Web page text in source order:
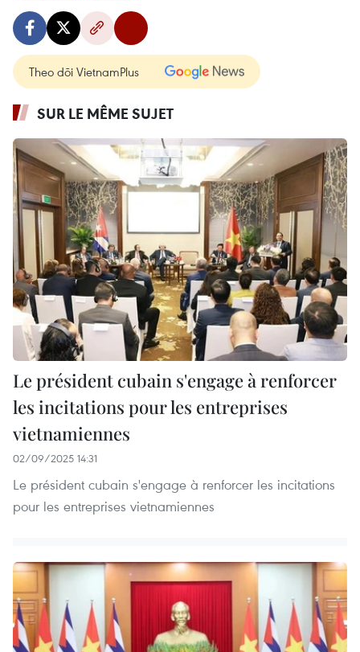
Theo dõi VietnamPlus
SUR LE MÊME SUJET
Le président cubain s'engage à renforcer
les incitations pour les entreprises
vietnamiennes
02/09/2025 14:31
Le président cubain s'engage à renforcer les incitations
pour les entreprises vietnamiennes